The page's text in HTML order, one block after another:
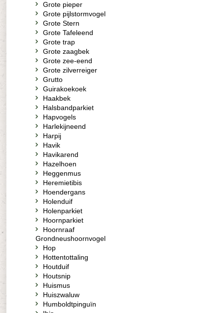
Grote pieper
Grote pijlstormvogel
Grote Stern
Grote Tafeleend
Grote trap
Grote zaagbek
Grote zee-eend
Grote zilverreiger
Grutto
Guirakoekoek
Haakbek
Halsbandparkiet
Hapvogels
Harlekijneend
Harpij
Havik
Havikarend
Hazelhoen
Heggenmus
Heremietibis
Hoendergans
Holenduif
Holenparkiet
Hoornparkiet
Hoornraaf
Grondneushoornvogel
Hop
Hottentottaling
Houtduif
Houtsnip
Huismus
Huiszwaluw
Humboldtpinguïn